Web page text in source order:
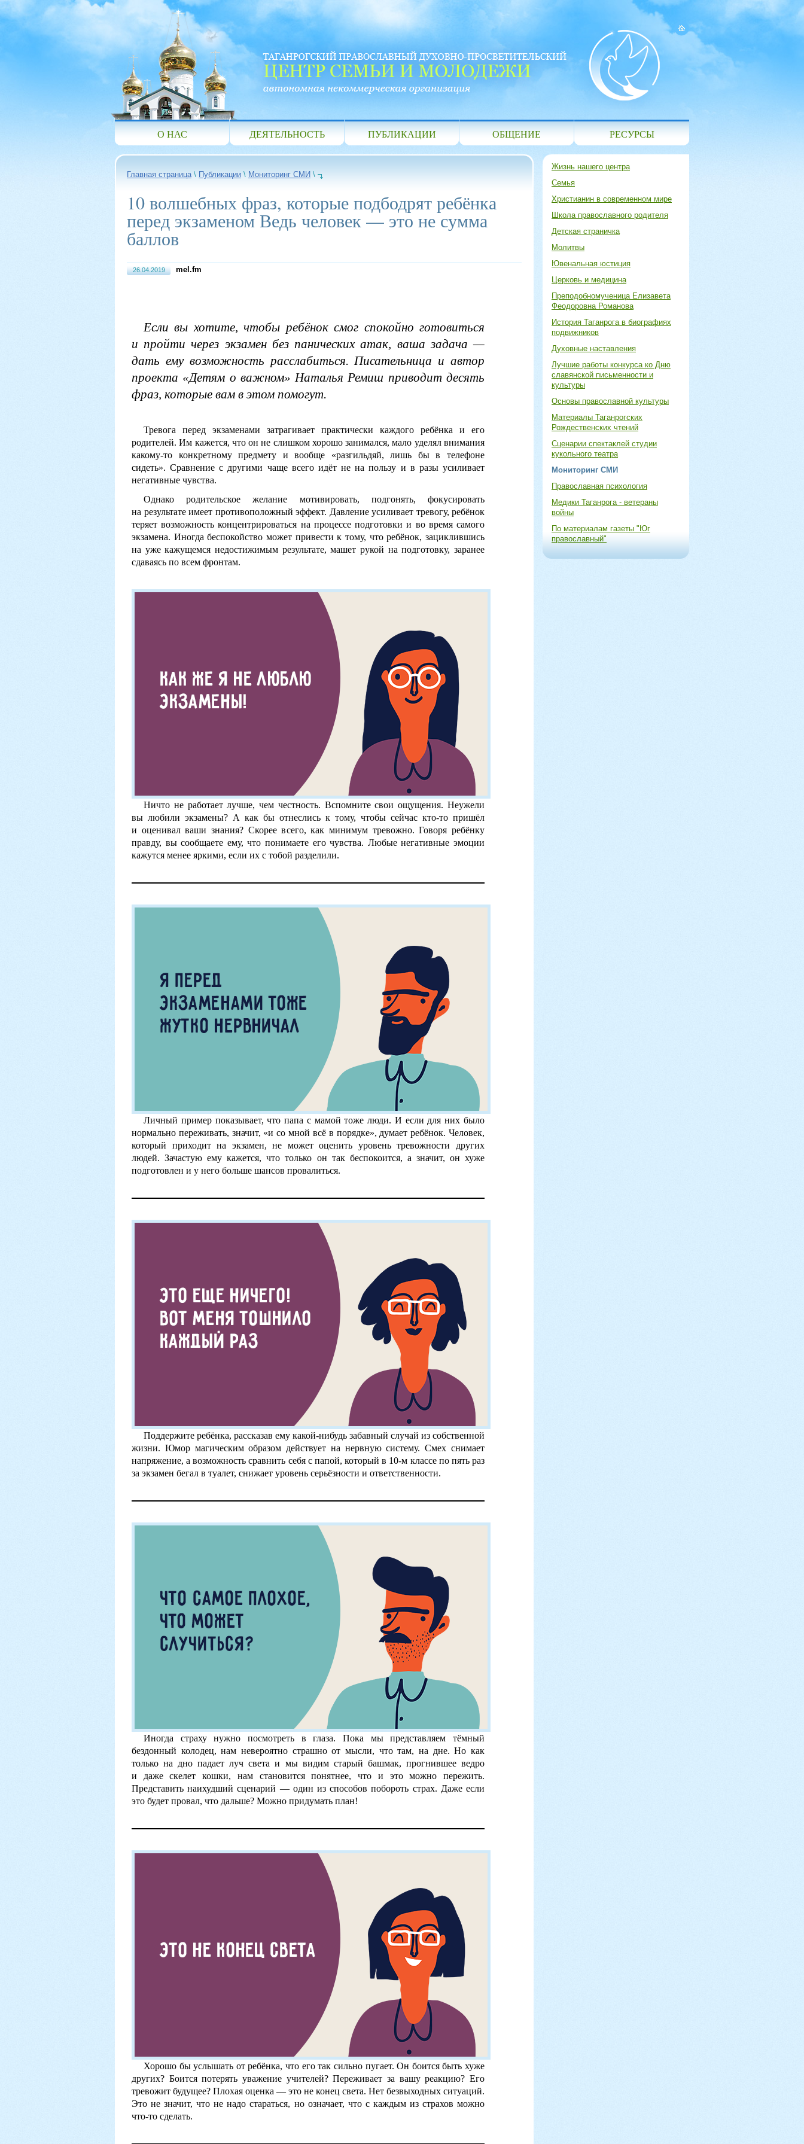
О НАС ДЕЯТЕЛЬНОСТЬ ПУБЛИКАЦИИ ОБЩЕНИЕ РЕСУРСЫ
Главная страница\ Публикации \ Мониторинг СМИ \
10 волшебных фраз, которые подбодрят ребёнка
перед экзаменом Ведь человек — это не сумма
баллов
26.04.2019 mel.fm
Если вы хотите, чтобы ребёнок смог спокойно готовиться
и пройти через экзамен без панических атак, ваша задача —
дать ему возможность расслабиться. Писательница и автор
проекта «Детям о важном» Наталья Ремиш приводит десять
фраз, которые вам в этом помогут.
Тревога перед экзаменами затрагивает практически каждого ребёнка и его
родителей. Им кажется, что он не слишком хорошо занимался, мало уделял внимания
какому-то конкретному предмету и вообще «разгильдяй, лишь бы в телефоне
сидеть». Сравнение с другими чаще всего идёт не на пользу и в разы усиливает
негативные чувства.
Однако родительское желание мотивировать, подгонять, фокусировать
на результате имеет противоположный эффект. Давление усиливает тревогу, ребёнок
теряет возможность концентрироваться на процессе подготовки и во время самого
экзамена. Иногда беспокойство может привести к тому, что ребёнок, зациклившись
на уже кажущемся недостижимым результате, машет рукой на подготовку, заранее
сдаваясь по всем фронтам.
Ничто не работает лучше, чем честность. Вспомните свои ощущения. Неужели
вы любили экзамены? А как бы отнеслись к тому, чтобы сейчас кто-то пришёл
и оценивал ваши знания? Скорее всего, как минимум тревожно. Говоря ребёнку
правду, вы сообщаете ему, что понимаете его чувства. Любые негативные эмоции
кажутся менее яркими, если их с тобой разделили.
Личный пример показывает, что папа с мамой тоже люди. И если для них было
нормально переживать, значит, «и со мной всё в порядке», думает ребёнок. Человек,
который приходит на экзамен, не может оценить уровень тревожности других
людей. Зачастую ему кажется, что только он так беспокоится, а значит, он хуже
подготовлен и у него больше шансов провалиться.
Поддержите ребёнка, рассказав ему какой-нибудь забавный случай из собственной
жизни. Юмор магическим образом действует на нервную систему. Смех снимает
напряжение, а возможность сравнить себя с папой, который в 10-м классе по пять раз
за экзамен бегал в туалет, снижает уровень серьёзности и ответственности.
Иногда страху нужно посмотреть в глаза. Пока мы представляем тёмный
бездонный колодец, нам невероятно страшно от мысли, что там, на дне. Но как
только на дно падает луч света и мы видим старый башмак, прогнившее ведро
и даже скелет кошки, нам становится понятнее, что и это можно пережить.
Представить наихудший сценарий — один из способов побороть страх. Даже если
это будет провал, что дальше? Можно придумать план!
Хорошо бы услышать от ребёнка, что его так сильно пугает. Он боится быть хуже
других? Боится потерять уважение учителей? Переживает за вашу реакцию? Его
тревожит будущее? Плохая оценка — это не конец света. Нет безвыходных ситуаций.
Это не значит, что не надо стараться, но означает, что с каждым из страхов можно
что-то сделать.
Жизнь нашего центра
Семья
Христианин в современном мире
Школа православного родителя
Детская страничка
Молитвы
Ювенальная юстиция
Церковь и медицина
Преподобномученица Елизавета
Феодоровна Романова
История Таганрога в биографиях
подвижников
Духовные наставления
Лучшие работы конкурса ко Дню
славянской письменности и
культуры
Основы православной культуры
Материалы Таганрогских
Рождественских чтений
Сценарии спектаклей студии
кукольного театра
Мониторинг СМИ
Православная психология
Медики Таганрога - ветераны
войны
По материалам газеты "Юг
православный"